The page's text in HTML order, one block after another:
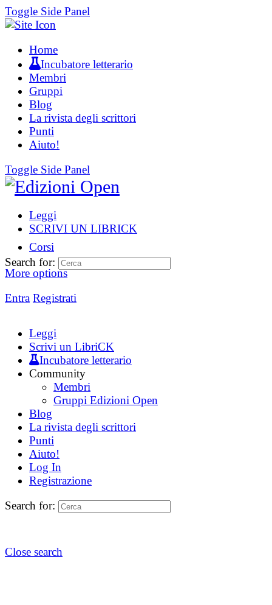
Toggle Side Panel
Home
Incubatore letterario
Membri
Gruppi
Blog
La rivista degli scrittori
Punti
Aiuto!
Toggle Side Panel
Leggi
SCRIVI UN LIBRICK
Corsi
More options
Entra Registrati
Search for:
Leggi
Scrivi un LibriCK
Incubatore letterario
Community
Membri
Gruppi Edizioni Open
Blog
La rivista degli scrittori
Punti
Aiuto!
Log In
Registrazione
Search for:
Close search